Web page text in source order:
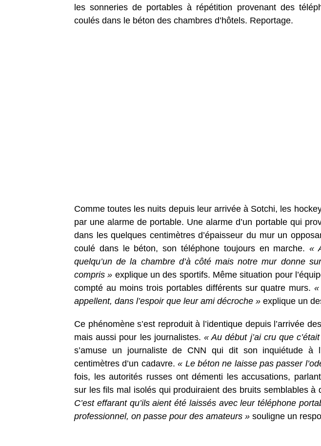
les sonneries de portables à répétition provenant des
coulés dans le béton des chambres d’hôtels. Reportage.
Comme toutes les nuits depuis leur arrivée à Sotchi, les
par une alarme de portable. Une alarme d’un portable qui
dans les quelques centimètres d’épaisseur du mur un
coulé dans le béton, son téléphone toujours en marche.«
quelqu’un de la chambre d’à côté mais notre mur donne
compris » explique un des sportifs. Même situation pour
compté au moins trois portables différents sur quatre murs. «
appellent, dans l’espoir que leur ami décroche » explique un
Ce phénomène s’est reproduit à l’identique depuis l’arrivée
mais aussi pour les journalistes. « Au début j’ai cru que
s’amuse un journaliste de CNN qui dit son inquiétude à
centimètres d’un cadavre.« Le béton ne laisse pas passer
fois, les autorités russes ont démenti les accusations,
sur les fils mal isolés qui produiraient des bruits semblables à
C’est effarant qu’ils aient été laissés avec leur téléphone
professionnel, on passe pour des amateurs » souligne un